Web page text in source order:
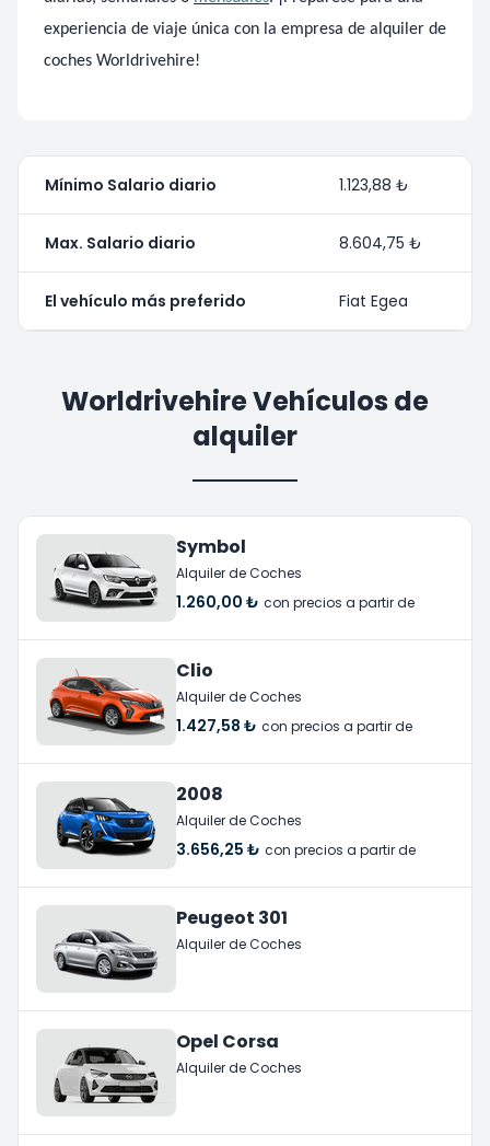
experiencia de viaje única con la empresa de alquiler de
coches Worldrivehire!
Mínimo Salario diario 1.123,88 ₺
Max. Salario diario 8.604,75 ₺
El vehículo más preferido Fiat Egea
Worldrivehire Vehículos de
alquiler
Symbol
Alquiler de Coches
1.260,00 ₺ con precios a partir de
Clio
Alquiler de Coches
1.427,58 ₺ con precios a partir de
2008
Alquiler de Coches
3.656,25 ₺ con precios a partir de
Peugeot 301
Alquiler de Coches
Opel Corsa
Alquiler de Coches